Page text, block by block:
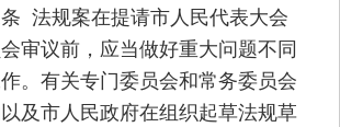
法规案在提请市人民代表大会
审议前，应当做好重大问题不同
。有关专门委员会和常务委员会
及市人民政府在组织起草法规草